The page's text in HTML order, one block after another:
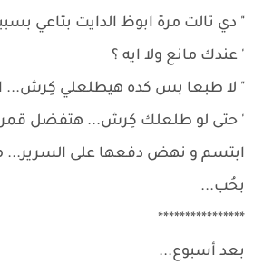
" دي تالت مرة ابوظ الدايت بتاعي
' عندك مانع ولا ايه ؟
" لا طبعا بس كده هيطلعلي كِرش...
' حتى لو طلعلك كِرش... هتفضل
ابتسم و نهض دفعها على السرير...
بحُب...
****************
بعد أسبوع...